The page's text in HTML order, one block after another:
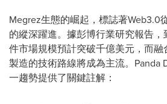
Megrez生態的崛起，標誌著Web3.0
的縱深躍進。據彭博行業研究報告
件市場規模預計突破千億美元，而融
製造的技術路線將成為主流。Panda
一趨勢提供了關鍵註解：